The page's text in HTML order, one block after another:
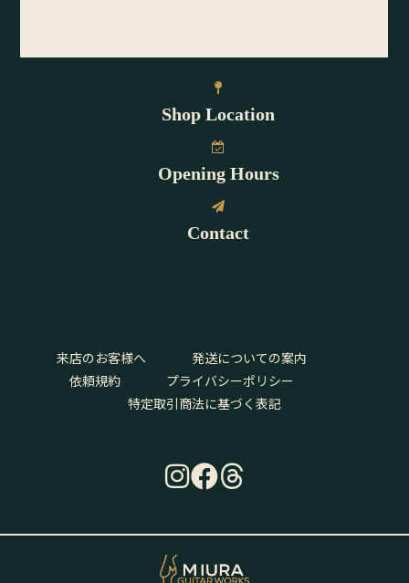
Shop Location
Opening Hours
Contact
来店のお客様へ
発送についての案内
依頼規約
プライバシーポリシー
特定取引商法に基づく表記